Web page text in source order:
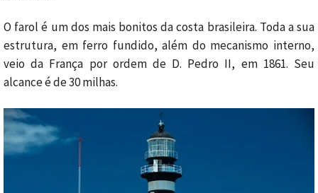
O farol é um dos mais bonitos da costa brasileira. Toda a sua
estrutura, em ferro fundido, além do mecanismo interno,
veio da França por ordem de D. Pedro II, em 1861. Seu
alcance é de 30 milhas.